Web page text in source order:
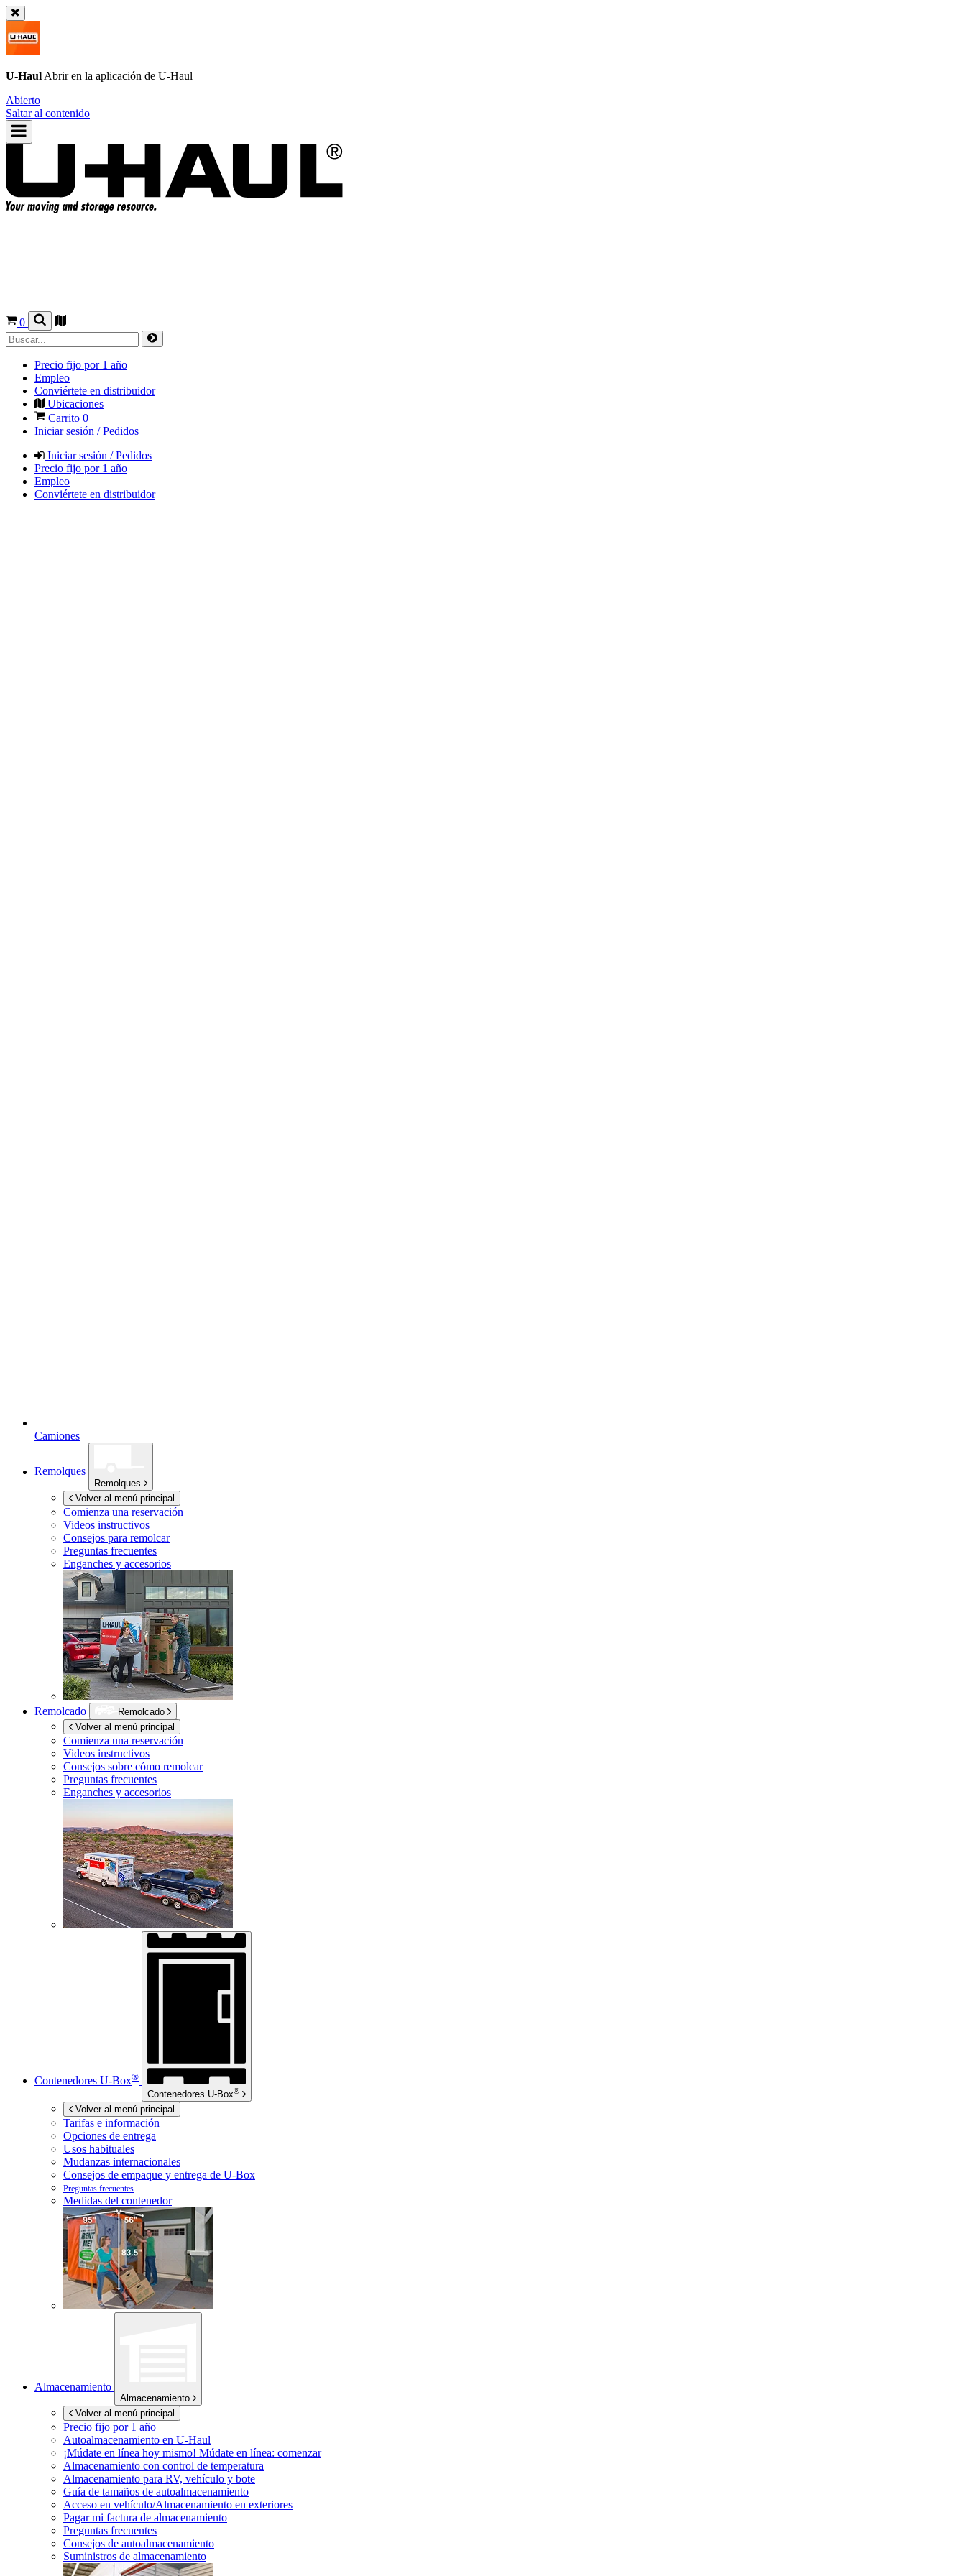
U-Haul Abrir en la aplicación de U-Haul
Abierto
Saltar al contenido
0
Precio fijo por 1 año
Empleo
Conviértete en distribuidor
Ubicaciones
Carrito 0
Iniciar sesión / Pedidos
Iniciar sesión / Pedidos
Precio fijo por 1 año
Empleo
Conviértete en distribuidor
Camiones
Remolques
Remolques
Volver al menú principal
Comienza una reservación
Videos instructivos
Consejos para remolcar
Preguntas frecuentes
Enganches y accesorios
Remolcado
Remolcado
Volver al menú principal
Comienza una reservación
Videos instructivos
Consejos sobre cómo remolcar
Preguntas frecuentes
Enganches y accesorios
Contenedores U-Box®
Contenedores U-Box®
Volver al menú principal
Tarifas e información
Opciones de entrega
Usos habituales
Mudanzas internacionales
Consejos de empaque y entrega de U-Box
Preguntas frecuentes
Medidas del contenedor
Almacenamiento
Almacenamiento
Volver al menú principal
Precio fijo por 1 año
Autoalmacenamiento en U-Haul
¡Múdate en línea hoy mismo! Múdate en línea: comenzar
Almacenamiento con control de temperatura
Almacenamiento para RV, vehículo y bote
Guía de tamaños de autoalmacenamiento
Acceso en vehículo/Almacenamiento en exteriores
Pagar mi factura de almacenamiento
Preguntas frecuentes
Consejos de autoalmacenamiento
Suministros de almacenamiento